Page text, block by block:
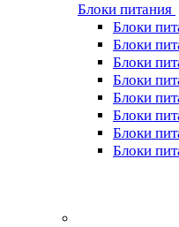
Блоки питания
Блоки
Блоки
Блоки
Блоки
Блоки
Блоки
Блоки
Блоки